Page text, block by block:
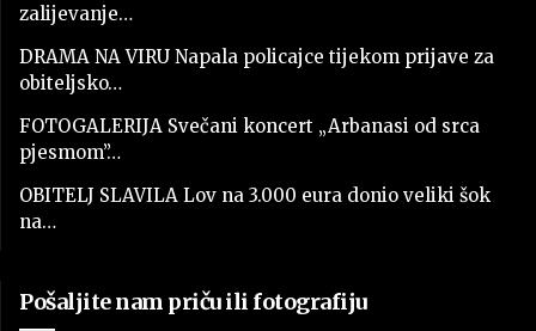
zalijevanje…
DRAMA NA VIRU Napala policajce tijekom prijave za
obiteljsko…
FOTOGALERIJA Svečani koncert „Arbanasi od srca
pjesmom”…
OBITELJ SLAVILA Lov na 3.000 eura donio veliki šok
na…
Pošaljite nam priču ili fotografiju